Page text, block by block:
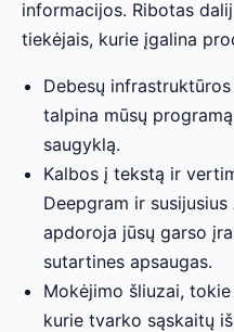
informacijos. Ribotas
tiekėjais, kurie įgalina
Debesų
talpina mūsų
saugyklą.
Kalbos į tekstą ir
Deepgram ir
apdoroja jūsų garso
sutartines apsaugas.
Mokėjimo šliuzai,
kurie tvarko sąskaitų